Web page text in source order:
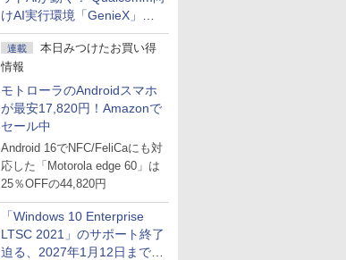
けAI実行環境「GenieX」を
試してみた
連載
本日みつけたお買い得
情報
モトローラのAndroidスマホ
が最安17,820円！Amazonで
セール中
Android 16でNFC/FeliCaにも対
応した「Motorola edge 60」は
25％OFFの44,820円
「Windows 10 Enterprise
LTSC 2021」のサポート終了
迫る、2027年1月12日まで